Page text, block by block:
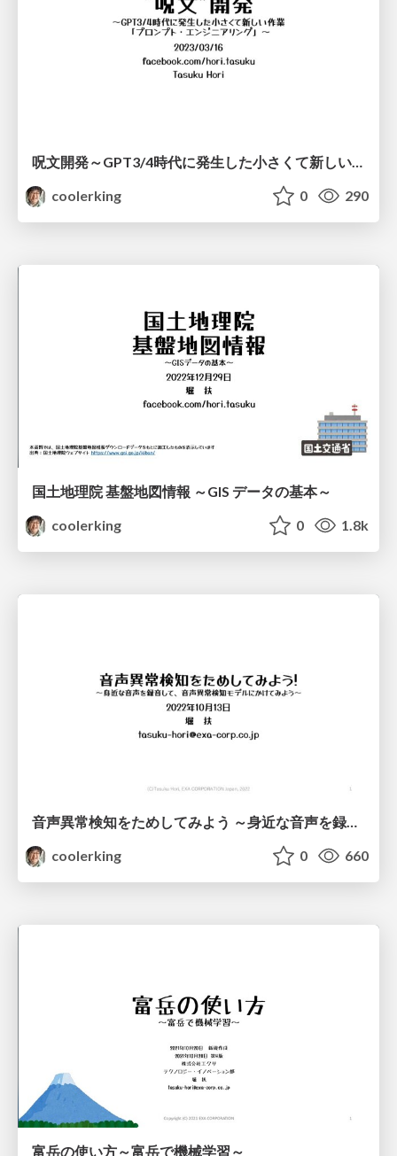
呪文開発～GPT3/4時代に発生した小さくて新しい作業『プロンプト・エンジニアリング』～
coolerking
0 290
国土地理院 基盤地図情報 ～GIS データの基本～
coolerking
0 1.8k
coolerking
0 660
富岳の使い方～富岳で機械学習～